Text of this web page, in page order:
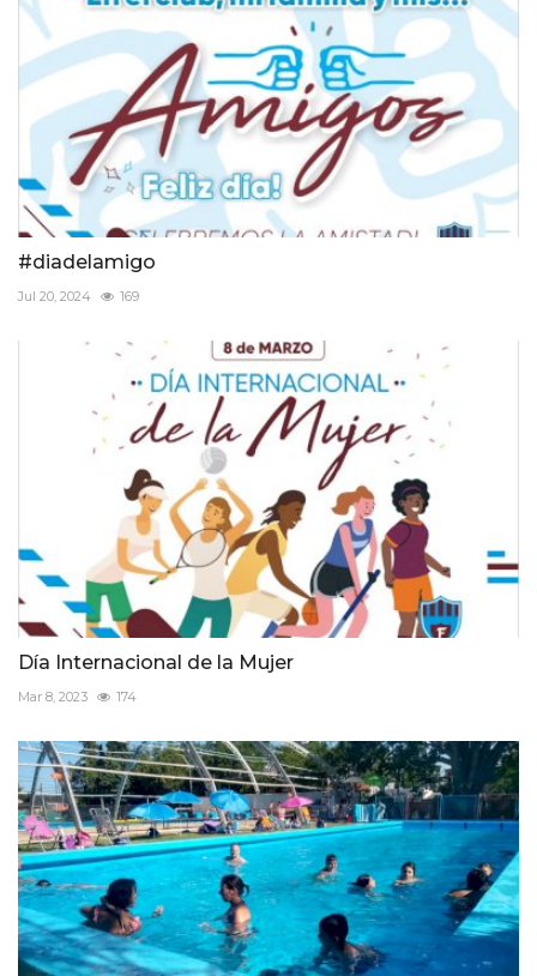
#diadelamigo
Jul 20, 2024 169
Día Internacional de la Mujer
Mar 8, 2023 174